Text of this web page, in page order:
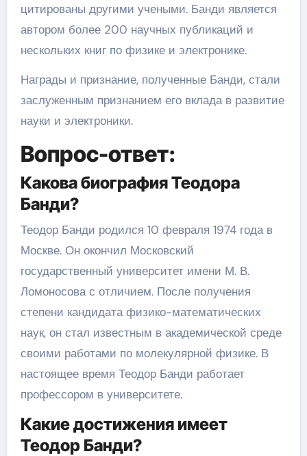
цитированы другими учеными. Банди является
автором более 200 научных публикаций и
нескольких книг по физике и электронике.
Награды и признание, полученные Банди, стали
заслуженным признанием его вклада в развитие
науки и электроники.
Вопрос-ответ:
Какова биография Теодора
Банди?
Теодор Банди родился 10 февраля 1974 года в
Москве. Он окончил Московский
государственный университет имени М. В.
Ломоносова с отличием. После получения
степени кандидата физико-математических
наук, он стал известным в академической среде
своими работами по молекулярной физике. В
настоящее время Теодор Банди работает
профессором в университете.
Какие достижения имеет
Теодор Банди?